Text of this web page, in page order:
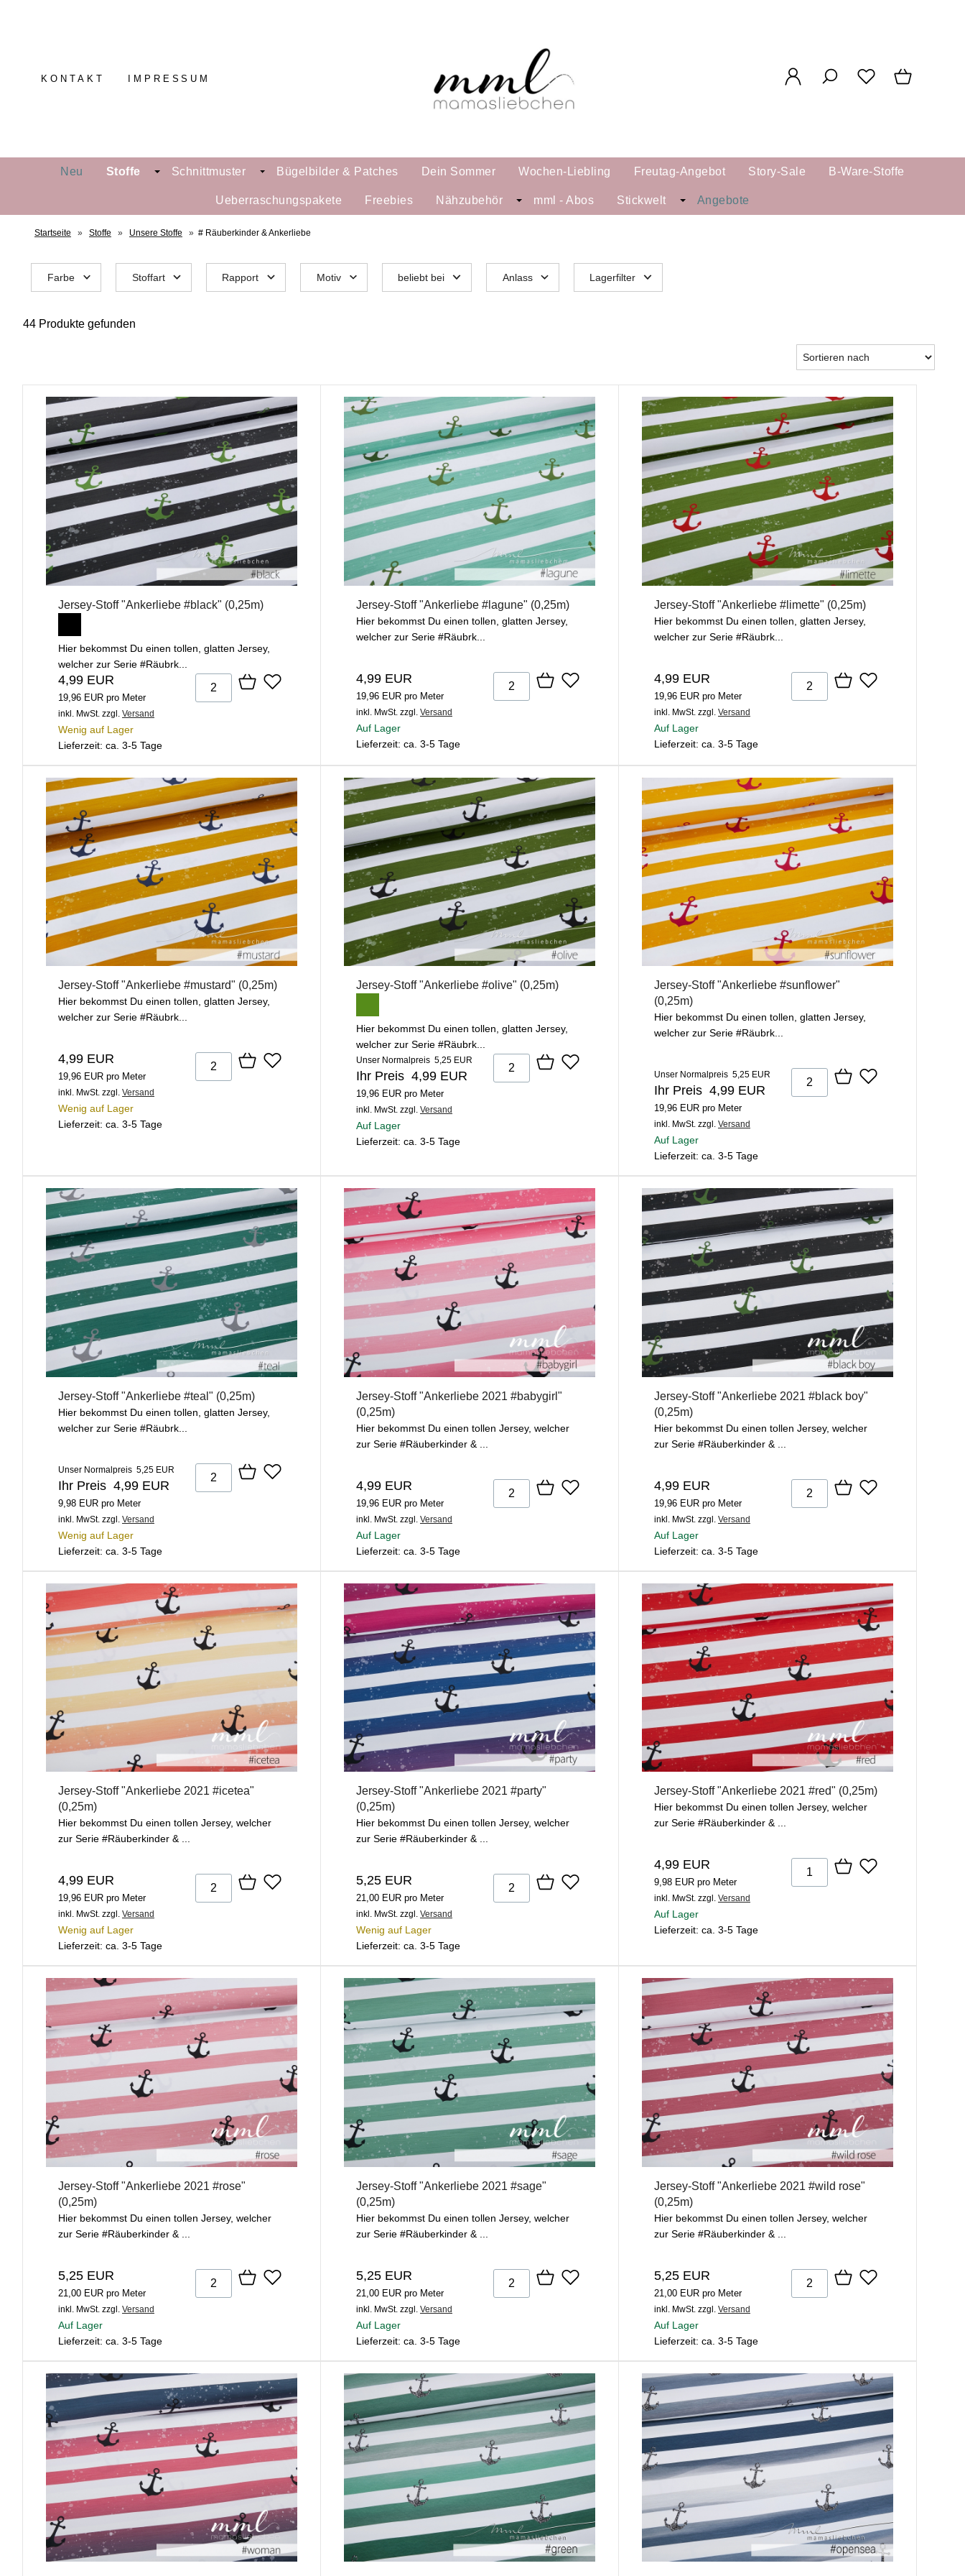
KONTAKT IMPRESSUM
Neu Stoffe Schnittmuster Bügelbilder & Patches Dein Sommer Wochen-Liebling Freutag-Angebot Story-Sale B-Ware-Stoffe
Ueberraschungspakete Freebies Nähzubehör mml - Abos Stickwelt Angebote
Startseite » Stoffe » Unsere Stoffe » # Räuberkinder & Ankerliebe
Farbe Stoffart Rapport Motiv beliebt bei Anlass Lagerfilter
44 Produkte gefunden
Jersey-Stoff "Ankerliebe #black" (0,25m)
Hier bekommst Du einen tollen, glatten Jersey,
welcher zur Serie #Räubrk...
4,99 EUR
19,96 EUR pro Meter
inkl. MwSt. zzgl. Versand
Wenig auf Lager
Lieferzeit: ca. 3-5 Tage
Jersey-Stoff "Ankerliebe #lagune" (0,25m)
Hier bekommst Du einen tollen, glatten Jersey,
welcher zur Serie #Räubrk...
4,99 EUR
19,96 EUR pro Meter
inkl. MwSt. zzgl. Versand
Auf Lager
Lieferzeit: ca. 3-5 Tage
Jersey-Stoff "Ankerliebe #limette" (0,25m)
Hier bekommst Du einen tollen, glatten Jersey,
welcher zur Serie #Räubrk...
4,99 EUR
19,96 EUR pro Meter
inkl. MwSt. zzgl. Versand
Auf Lager
Lieferzeit: ca. 3-5 Tage
Jersey-Stoff "Ankerliebe #mustard" (0,25m)
Hier bekommst Du einen tollen, glatten Jersey,
welcher zur Serie #Räubrk...
4,99 EUR
19,96 EUR pro Meter
inkl. MwSt. zzgl. Versand
Wenig auf Lager
Lieferzeit: ca. 3-5 Tage
Jersey-Stoff "Ankerliebe #olive" (0,25m)
Hier bekommst Du einen tollen, glatten Jersey,
welcher zur Serie #Räubrk...
Unser Normalpreis 5,25 EUR
Ihr Preis 4,99 EUR
19,96 EUR pro Meter
inkl. MwSt. zzgl. Versand
Auf Lager
Lieferzeit: ca. 3-5 Tage
Jersey-Stoff "Ankerliebe #sunflower"
(0,25m)
Hier bekommst Du einen tollen, glatten Jersey,
welcher zur Serie #Räubrk...
Unser Normalpreis 5,25 EUR
Ihr Preis 4,99 EUR
19,96 EUR pro Meter
inkl. MwSt. zzgl. Versand
Auf Lager
Lieferzeit: ca. 3-5 Tage
Jersey-Stoff "Ankerliebe #teal" (0,25m)
Hier bekommst Du einen tollen, glatten Jersey,
welcher zur Serie #Räubrk...
Unser Normalpreis 5,25 EUR
Ihr Preis 4,99 EUR
9,98 EUR pro Meter
inkl. MwSt. zzgl. Versand
Wenig auf Lager
Lieferzeit: ca. 3-5 Tage
Jersey-Stoff "Ankerliebe 2021 #babygirl"
(0,25m)
Hier bekommst Du einen tollen Jersey, welcher
zur Serie #Räuberkinder & ...
4,99 EUR
19,96 EUR pro Meter
inkl. MwSt. zzgl. Versand
Auf Lager
Lieferzeit: ca. 3-5 Tage
Jersey-Stoff "Ankerliebe 2021 #black boy"
(0,25m)
Hier bekommst Du einen tollen Jersey, welcher
zur Serie #Räuberkinder & ...
4,99 EUR
19,96 EUR pro Meter
inkl. MwSt. zzgl. Versand
Auf Lager
Lieferzeit: ca. 3-5 Tage
Jersey-Stoff "Ankerliebe 2021 #icetea"
(0,25m)
Hier bekommst Du einen tollen Jersey, welcher
zur Serie #Räuberkinder & ...
4,99 EUR
19,96 EUR pro Meter
inkl. MwSt. zzgl. Versand
Wenig auf Lager
Lieferzeit: ca. 3-5 Tage
Jersey-Stoff "Ankerliebe 2021 #party"
(0,25m)
Hier bekommst Du einen tollen Jersey, welcher
zur Serie #Räuberkinder & ...
5,25 EUR
21,00 EUR pro Meter
inkl. MwSt. zzgl. Versand
Wenig auf Lager
Lieferzeit: ca. 3-5 Tage
Jersey-Stoff "Ankerliebe 2021 #red" (0,25m)
Hier bekommst Du einen tollen Jersey, welcher
zur Serie #Räuberkinder & ...
4,99 EUR
9,98 EUR pro Meter
inkl. MwSt. zzgl. Versand
Auf Lager
Lieferzeit: ca. 3-5 Tage
Jersey-Stoff "Ankerliebe 2021 #rose"
(0,25m)
Hier bekommst Du einen tollen Jersey, welcher
zur Serie #Räuberkinder & ...
5,25 EUR
21,00 EUR pro Meter
inkl. MwSt. zzgl. Versand
Auf Lager
Lieferzeit: ca. 3-5 Tage
Jersey-Stoff "Ankerliebe 2021 #sage"
(0,25m)
Hier bekommst Du einen tollen Jersey, welcher
zur Serie #Räuberkinder & ...
5,25 EUR
21,00 EUR pro Meter
inkl. MwSt. zzgl. Versand
Auf Lager
Lieferzeit: ca. 3-5 Tage
Jersey-Stoff "Ankerliebe 2021 #wild rose"
(0,25m)
Hier bekommst Du einen tollen Jersey, welcher
zur Serie #Räuberkinder & ...
5,25 EUR
21,00 EUR pro Meter
inkl. MwSt. zzgl. Versand
Auf Lager
Lieferzeit: ca. 3-5 Tage